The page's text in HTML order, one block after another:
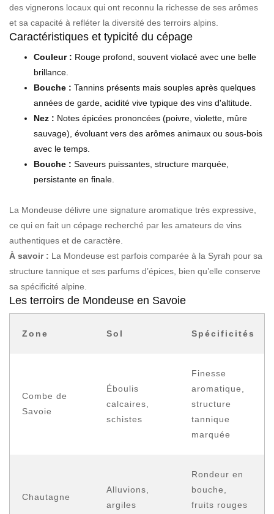
des vignerons locaux qui ont reconnu la richesse de ses arômes
et sa capacité à refléter la diversité des terroirs alpins.
Caractéristiques et typicité du cépage
Couleur : Rouge profond, souvent violacé avec une belle
brillance.
Bouche : Tannins présents mais souples après quelques
années de garde, acidité vive typique des vins d'altitude.
Nez : Notes épicées prononcées (poivre, violette, mûre
sauvage), évoluant vers des arômes animaux ou sous-bois
avec le temps.
Bouche : Saveurs puissantes, structure marquée,
persistante en finale.
La Mondeuse délivre une signature aromatique très expressive,
ce qui en fait un cépage recherché par les amateurs de vins
authentiques et de caractère.
À savoir : La Mondeuse est parfois comparée à la Syrah pour sa
structure tannique et ses parfums d’épices, bien qu’elle conserve
sa spécificité alpine.
Les terroirs de Mondeuse en Savoie
Zone Sol Spécificités
Combe de
Savoie
Éboulis
calcaires,
schistes
Finesse
aromatique,
structure
tannique
marquée
Chautagne
Alluvions,
argiles
Rondeur en
bouche,
fruits rouges